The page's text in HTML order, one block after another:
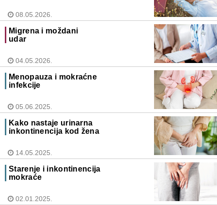
08.05.2026.
Migrena i moždani
udar
04.05.2026.
Menopauza i mokraćne
infekcije
05.06.2025.
Kako nastaje urinarna
inkontinencija kod žena
14.05.2025.
Starenje i inkontinencija
mokraće
02.01.2025.